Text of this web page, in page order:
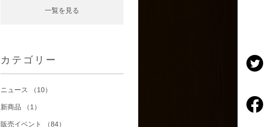
一覧を見る
カテゴリー
ニュース （10）
新商品 （1）
販売イベント （84）